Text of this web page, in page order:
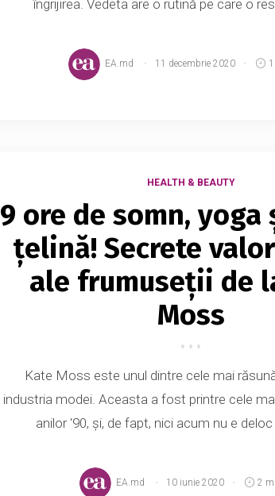
îngrijirea. Vedeta are o rutină pe care o
EA.md 11 decembrie 2020
HEALTH & BEAUTY
9 ore de somn, yoga
țelină! Secrete
ale frumuseții de
Moss
Kate Moss este unul dintre cele mai
industria modei. Aceasta a fost printre cele
anilor '90, și, de fapt, nici acum nu e deloc
EA.md 10 iunie 2020 2